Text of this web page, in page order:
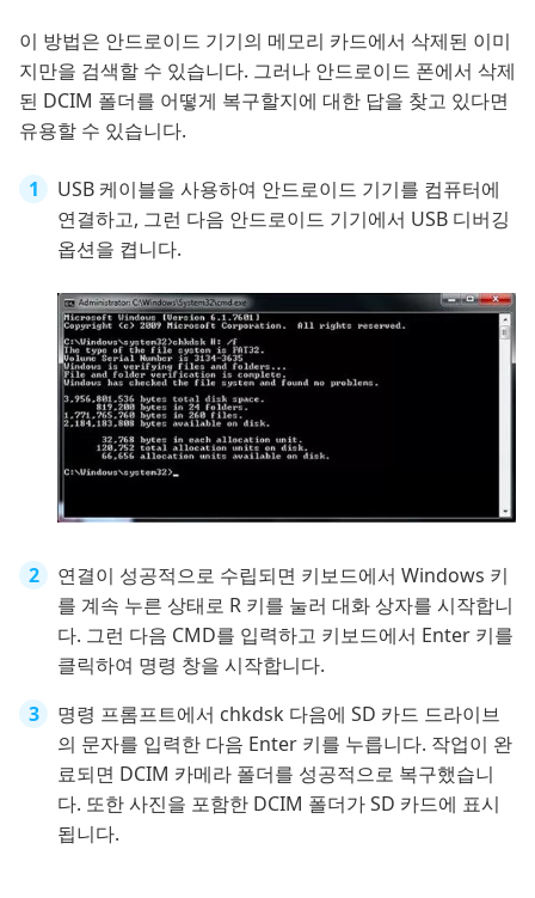
이 방법은 안드로이드 기기의 메모리 카드에서 삭제된 이미
지만을 검색할 수 있습니다. 그러나 안드로이드 폰에서 삭제
된 DCIM 폴더를 어떻게 복구할지에 대한 답을 찾고 있다면
유용할 수 있습니다.
USB 케이블을 사용하여 안드로이드 기기를 컴퓨터에
연결하고, 그런 다음 안드로이드 기기에서 USB 디버깅
옵션을 켭니다.
연결이 성공적으로 수립되면 키보드에서 Windows 키
를 계속 누른 상태로 R 키를 눌러 대화 상자를 시작합니
다. 그런 다음 CMD를 입력하고 키보드에서 Enter 키를
클릭하여 명령 창을 시작합니다.
명령 프롬프트에서 chkdsk 다음에 SD 카드 드라이브
의 문자를 입력한 다음 Enter 키를 누릅니다. 작업이 완
료되면 DCIM 카메라 폴더를 성공적으로 복구했습니
다. 또한 사진을 포함한 DCIM 폴더가 SD 카드에 표시
됩니다.